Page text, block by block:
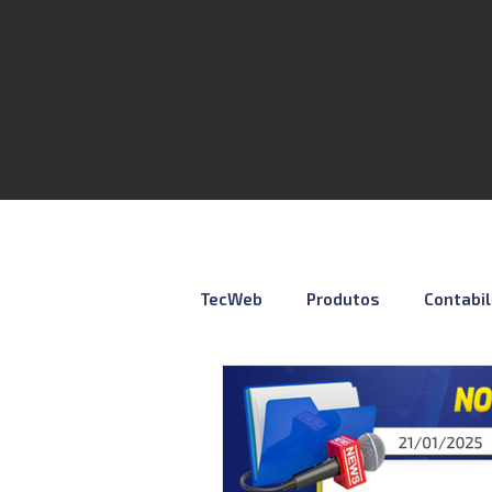
TecWeb Produtos
Lives Cursos ÚNICO
Contábil Tributação